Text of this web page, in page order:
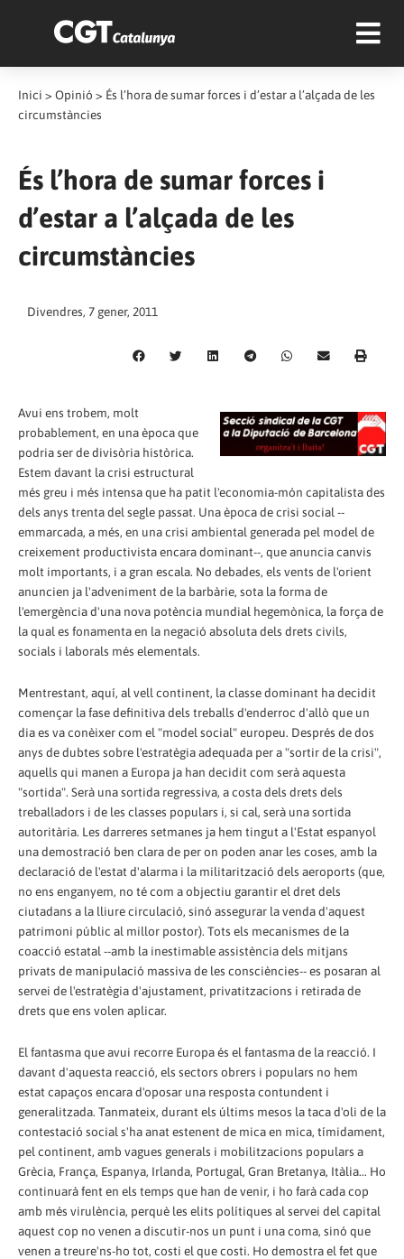
Inici > Opinió > És l’hora de sumar forces i d’estar a l’alçada de les
circumstàncies
És l’hora de sumar forces i
d’estar a l’alçada de les
circumstàncies
Divendres, 7 gener, 2011
Avui ens trobem, molt
probablement, en una època que
podria ser de divisòria històrica.
Estem davant la crisi estructural
més greu i més intensa que ha patit l'economia-món capitalista des
dels anys trenta del segle passat. Una època de crisi social --
emmarcada, a més, en una crisi ambiental generada pel model de
creixement productivista encara dominant--, que anuncia canvis
molt importants, i a gran escala. No debades, els vents de l'orient
anuncien ja l'adveniment de la barbàrie, sota la forma de
l'emergència d'una nova potència mundial hegemònica, la força de
la qual es fonamenta en la negació absoluta dels drets civils,
socials i laborals més elementals.
Mentrestant, aquí, al vell continent, la classe dominant ha decidit
començar la fase definitiva dels treballs d'enderroc d'allò que un
dia es va conèixer com el "model social" europeu. Després de dos
anys de dubtes sobre l'estratègia adequada per a "sortir de la crisi",
aquells qui manen a Europa ja han decidit com serà aquesta
"sortida". Serà una sortida regressiva, a costa dels drets dels
treballadors i de les classes populars i, si cal, serà una sortida
autoritària. Les darreres setmanes ja hem tingut a l'Estat espanyol
una demostració ben clara de per on poden anar les coses, amb la
declaració de l'estat d'alarma i la militarització dels aeroports (que,
no ens enganyem, no té com a objectiu garantir el dret dels
ciutadans a la lliure circulació, sinó assegurar la venda d'aquest
patrimoni públic al millor postor). Tots els mecanismes de la
coacció estatal --amb la inestimable assistència dels mitjans
privats de manipulació massiva de les consciències-- es posaran al
servei de l'estratègia d'ajustament, privatitzacions i retirada de
drets que ens volen aplicar.
El fantasma que avui recorre Europa és el fantasma de la reacció. I
davant d'aquesta reacció, els sectors obrers i populars no hem
estat capaços encara d'oposar una resposta contundent i
generalitzada. Tanmateix, durant els últims mesos la taca d'oli de la
contestació social s'ha anat estenent de mica en mica, tímidament,
pel continent, amb vagues generals i mobilitzacions populars a
Grècia, França, Espanya, Irlanda, Portugal, Gran Bretanya, Itàlia... Ho
continuarà fent en els temps que han de venir, i ho farà cada cop
amb més virulència, perquè les elits polítiques al servei del capital
aquest cop no venen a discutir-nos un punt i una coma, sinó que
venen a treure'ns-ho tot, costi el que costi. Ho demostra el fet que